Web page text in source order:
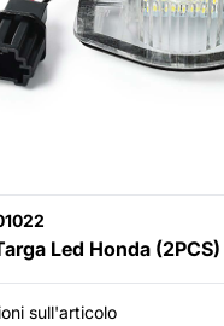
Led Honda (2PCS)
sull'articolo